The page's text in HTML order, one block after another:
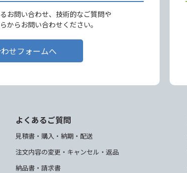
お問い合わせ、技術的なご質問や
からお問い合わせください。
せフォームへ
よくあるご質問
見積書・購入・納期・配送
注文内容の変更・キャンセル・返品
納品書・請求書